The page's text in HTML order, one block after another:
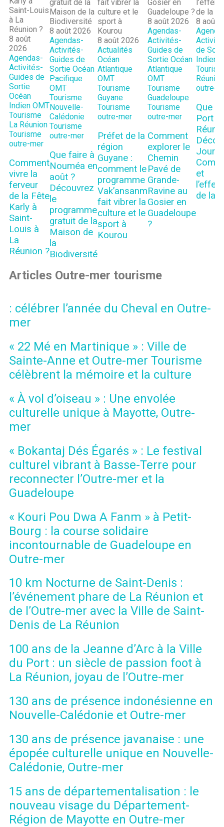
8 août
2026
Agendas-
Activités-
Guides de
Sortie
Océan
Indien OMT
Tourisme
La Réunion
Tourisme
outre-mer
Comment
vivre la
ferveur
de la Fête
Karly à
Saint-
Louis à
La
Réunion ?
8 août 2026
Agendas-
Activités-
Guides de
Sortie Océan
Pacifique
OMT
Tourisme
Nouvelle-
Calédonie
Tourisme
outre-mer
Que faire à
Nouméa en
août ?
Découvrez
le
programme
gratuit de la
Maison de
la
Biodiversité
8 août 2026
Actualités
Océan
Atlantique
OMT
Tourisme
Guyane
Tourisme
outre-mer
Préfet de la
région
Guyane :
comment le
programme
Vak’ansanm
fait vibrer la
culture et le
sport à
Kourou
8 août 2026
Agendas-
Activités-
Guides de
Sortie Océan
Atlantique
OMT
Tourisme
Guadeloupe
Tourisme
outre-mer
Comment
explorer le
Chemin
Pavé de
Grande-
Ravine au
Gosier en
Guadeloupe
?
8 août
de
Indien
Réunion
outre-
Que
Port à
et
de la
Articles Outre-mer tourisme
: célébrer l’année du Cheval en Outre-
mer
« 22 Mé en Martinique » : Ville de
Sainte-Anne et Outre-mer Tourisme
célèbrent la mémoire et la culture
« À vol d’oiseau » : Une envolée
culturelle unique à Mayotte, Outre-
mer
« Bokantaj Dés Égarés » : Le festival
culturel vibrant à Basse-Terre pour
reconnecter l’Outre-mer et la
Guadeloupe
« Kouri Pou Dwa A Fanm » à Petit-
Bourg : la course solidaire
incontournable de Guadeloupe en
Outre-mer
10 km Nocturne de Saint-Denis :
l’événement phare de La Réunion et
de l’Outre-mer avec la Ville de Saint-
Denis de La Réunion
100 ans de la Jeanne d’Arc à la Ville
du Port : un siècle de passion foot à
La Réunion, joyau de l’Outre-mer
130 ans de présence indonésienne en
Nouvelle-Calédonie et Outre-mer
130 ans de présence javanaise : une
épopée culturelle unique en Nouvelle-
Calédonie, Outre-mer
15 ans de départementalisation : le
nouveau visage du Département-
Région de Mayotte en Outre-mer